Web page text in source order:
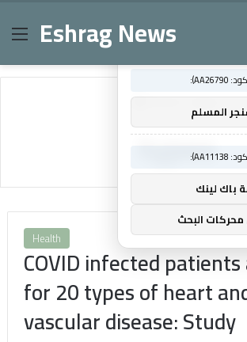
MenuEshrag News
Home/types
types
Health
COVID infected
for 20 types of heart
vascular disease: Study
×
المسلم
باك لينك
البحث